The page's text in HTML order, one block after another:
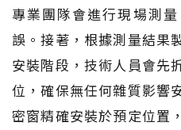
專業團隊會進行現場測
誤。接著，根據測量結果
安裝階段，技術人員會先
位，確保無任何雜質影響
密窗精確安裝於預定位置